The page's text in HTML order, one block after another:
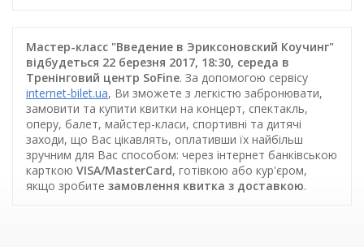
Мастер-класс "Введение в Эриксоновский Коучинг"
відбудеться 22 березня 2017, 18:30, середа в
Тренінговий центр SoFine. За допомогою сервісу
internet-bilet.ua, Ви зможете з легкістю забронювати,
замовити та купити квитки на концерт, спектакль,
оперу, балет, майстер-класи, спортивні та дитячі
заходи, що Вас цікавлять, оплативши їх найбільш
зручним для Вас способом: через інтернет банківською
карткою VISA/MasterCard, готівкою або кур'єром,
якщо зробите замовлення квитка з доставкою.